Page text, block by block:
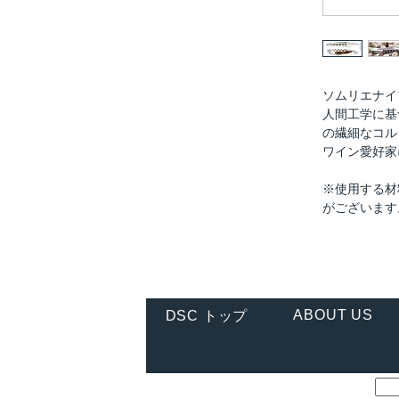
ソムリエナ
人間工学に
の繊細なコ
ワイン愛好
※使用する材
がございま
DSC トップ ABOUT US